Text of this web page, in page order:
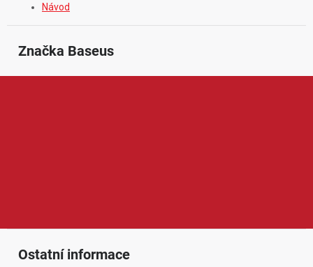
Návod
Značka Baseus
Ostatní informace